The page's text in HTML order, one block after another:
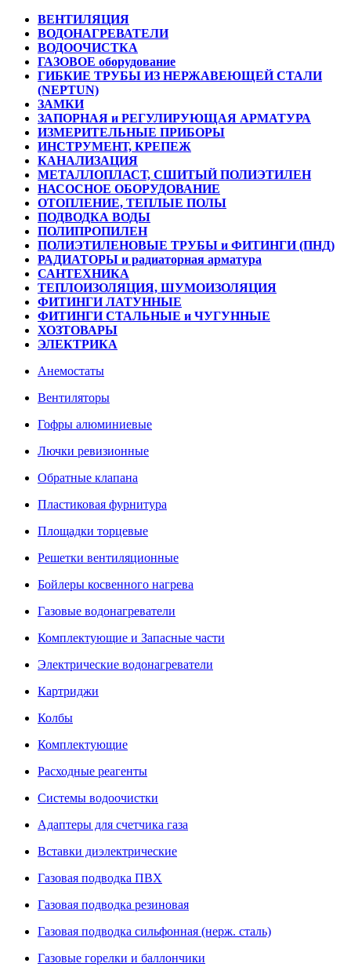
ВЕНТИЛЯЦИЯ
ВОДОНАГРЕВАТЕЛИ
ВОДООЧИСТКА
ГАЗОВОЕ оборудование
ГИБКИЕ ТРУБЫ ИЗ НЕРЖАВЕЮЩЕЙ СТАЛИ
(NEPTUN)
ЗАМКИ
ЗАПОРНАЯ и РЕГУЛИРУЮЩАЯ АРМАТУРА
ИЗМЕРИТЕЛЬНЫЕ ПРИБОРЫ
ИНСТРУМЕНТ, КРЕПЕЖ
КАНАЛИЗАЦИЯ
МЕТАЛЛОПЛАСТ, СШИТЫЙ ПОЛИЭТИЛЕН
НАСОСНОЕ ОБОРУДОВАНИЕ
ОТОПЛЕНИЕ, ТЕПЛЫЕ ПОЛЫ
ПОДВОДКА ВОДЫ
ПОЛИПРОПИЛЕН
ПОЛИЭТИЛЕНОВЫЕ ТРУБЫ и ФИТИНГИ (ПНД)
РАДИАТОРЫ и радиаторная арматура
САНТЕХНИКА
ТЕПЛОИЗОЛЯЦИЯ, ШУМОИЗОЛЯЦИЯ
ФИТИНГИ ЛАТУННЫЕ
ФИТИНГИ СТАЛЬНЫЕ и ЧУГУННЫЕ
ХОЗТОВАРЫ
ЭЛЕКТРИКА
Анемостаты
Вентиляторы
Гофры алюминиевые
Лючки ревизионные
Обратные клапана
Пластиковая фурнитура
Площадки торцевые
Решетки вентиляционные
Бойлеры косвенного нагрева
Газовые водонагреватели
Комплектующие и Запасные части
Электрические водонагреватели
Картриджи
Колбы
Комплектующие
Расходные реагенты
Системы водоочистки
Адаптеры для счетчика газа
Вставки диэлектрические
Газовая подводка ПВХ
Газовая подводка резиновая
Газовая подводка сильфонная (нерж. сталь)
Газовые горелки и баллончики